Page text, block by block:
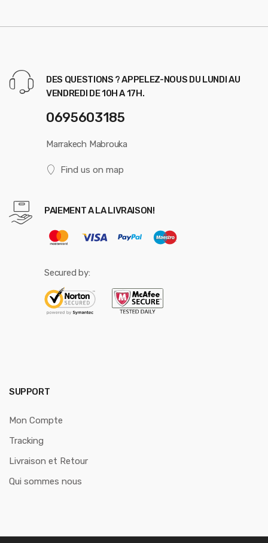
DES QUESTIONS ? APPELEZ-NOUS DU LUNDI AU
VENDREDI DE 10H A 17H.
0695603185
Marrakech Mabrouka
Find us on map
PAIEMENT A LA LIVRAISON!
Secured by:
SUPPORT
Mon Compte
Tracking
Livraison et Retour
Qui sommes nous